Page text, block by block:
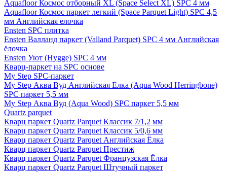
Aquafloor Космос отборный XL (Space Select XL) SPC 4 мм
Aquafloor Космос паркет легкий (Space Parquet Light) SPC 4,5
мм Английская елочка
Ensten SPC плитка
Ensten Валланд паркет (Valland Parquet) SPC 4 мм Английская
ёлочка
Ensten Уют (Hygge) SPC 4 мм
Кварц-паркет на SPC основе
My Step SPC-паркет
My Step Аква Вуд Английская Елка (Aqua Wood Herringbone)
SPC паркет 5,5 мм
My Step Аква Вуд (Aqua Wood) SPC паркет 5,5 мм
Quartz parquet
Кварц паркет Quartz Parquet Классик 7/1,2 мм
Кварц паркет Quartz Parquet Классик 5/0,6 мм
Кварц паркет Quartz Parquet Английская Ёлка
Кварц паркет Quartz Parquet Престиж
Кварц паркет Quartz Parquet Французская Ёлка
Кварц паркет Quartz Parquet Штучный паркет